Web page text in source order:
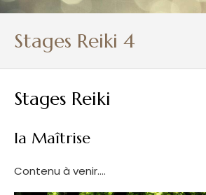
Stages Reiki 4
Stages Reiki
la Maîtrise
Contenu à venir....